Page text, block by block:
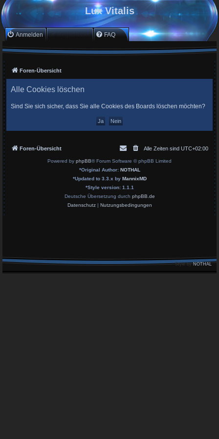
Lux Vitalis
Anmelden Registrieren FAQ
Foren-Übersicht
Alle Cookies löschen
Sind Sie sich sicher, dass Sie alle Cookies des Boards löschen möchten?
Foren-Übersicht Alle Zeiten sind UTC+02:00
Powered by phpBB® Forum Software © phpBB Limited
*Original Author: NOTHAL
*Updated to 3.3.x by MannixMD
*Style version: 1.1.1
Deutsche Übersetzung durch phpBB.de
Datenschutz| Nutzungsbedingungen
Style byNOTHAL